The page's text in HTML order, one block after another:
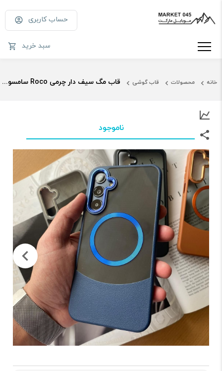
حساب کاربری
سبد خرید
خانه محصولات قاب گوشی قاب مگ سیف دار چرمی Roco سامسونگ A56/36
ناموجود